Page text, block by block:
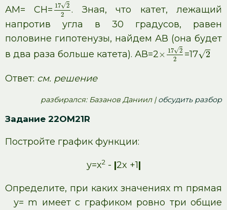
АМ= CН= 17√2
2
. Зная, что катет, лежащий
напротив угла в 30 градусов, равен
половине гипотенузы, найдем АВ (она будет
в два раза больше катета). АВ=2× 17√2
2
=17√2
Ответ: см. решение
pазбирался: Базанов Даниил |обсудить разбор
Задание 22OM21R
Постройте график функции:
у=х2- |2x +1|
Определите, при каких значениях m прямая
у= m имеет с графиком ровно три общие